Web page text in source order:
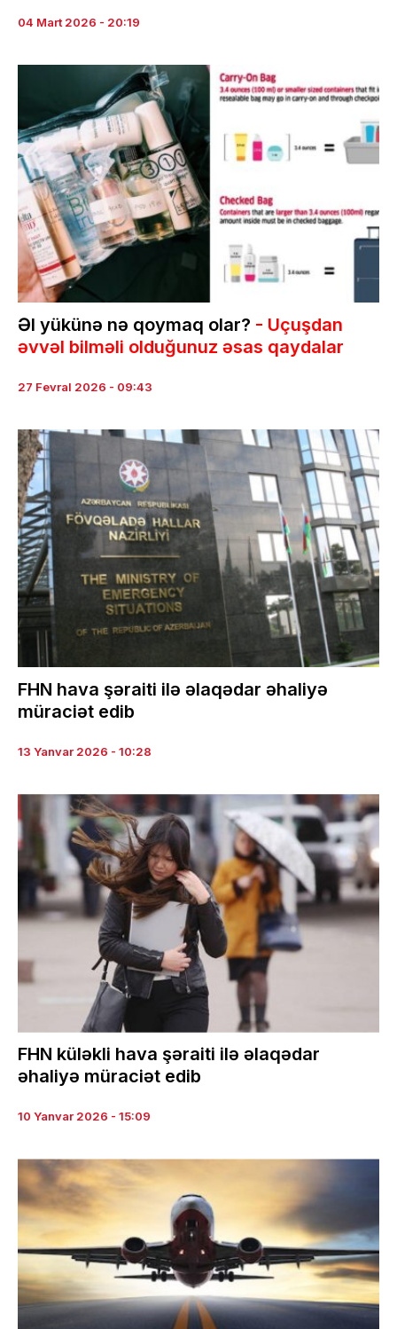
04 Mart 2026 - 20:19
Əl yükünə nə qoymaq olar? - Uçuşdan
əvvəl bilməli olduğunuz əsas qaydalar
27 Fevral 2026 - 09:43
FHN hava şəraiti ilə əlaqədar əhaliyə
müraciət edib
13 Yanvar 2026 - 10:28
FHN küləkli hava şəraiti ilə əlaqədar
əhaliyə müraciət edib
10 Yanvar 2026 - 15:09